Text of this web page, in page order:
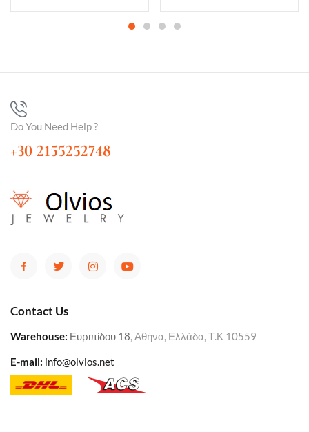
Do You Need Help ?
+30 2155252748
Contact Us
Warehouse: Ευριπίδου 18, Αθήνα, Ελλάδα, Τ.Κ 10559
E-mail: info@olvios.net